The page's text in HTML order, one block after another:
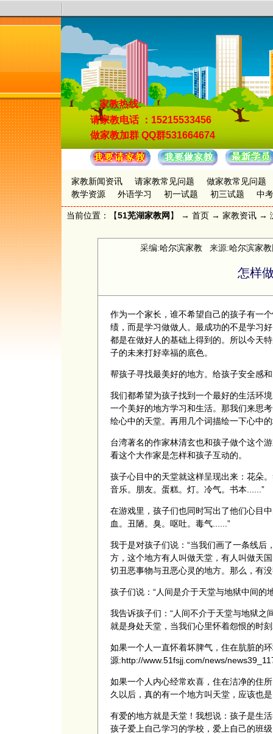
家教热线:
请家教电话 ：15215533456
做家教加群 QQ群531664674
家教新闻资讯 请家教常见问题
做家教常见问题
教学资源
外语学习 初一试题 初三试题 中
当前位置：【51芜湖家教网 】 → 首页 → 家教资讯 →
采编:哈尔滨家教 来源:哈尔滨家
怎样
作为一个家长，谁不希望自己的孩子有一
绩，而是学习做做人。最成功的不是学习
都是在做好人的基础上得到的。所以今天
子的未来打好幸福的底色。
帮孩子寻找最美好的地方。给孩子安全感
我们都希望为孩子找到一个最好的生活环
一个美好的地方学习和生活。那我们来思
绘心中的天堂。再用几个词描绘一下心中
台湾著名的作家林清玄也和孩子做个这个
看这个大作家是怎样和孩子互动的。
孩子心目中的天堂就这样呈现出来：花朵
音乐。朋友。蛋糕。灯。冷气。书本......”
在游戏里，孩子们也同时写出了他们心目
血。丑陋。臭。呕吐。毒气......”
我于是对孩子们说：“当我们画了一条线
方，这个地方有人叫做天堂，有人叫做天
切丑恶事物与丑恶心灵的地方。那么，有
孩子们说：“人间是介于天堂与地狱中间的
我告诉孩子们：“人间不介于天堂与地狱
就是身处天堂，当我们心里怀着怨恨的时
如果一个人一直怀着坏脾气，住在肮脏的
源:http://www.51fsjj.com/news/
如果一个人内心经常欢喜，住在洁净的住
久以后，真的有一个地方叫天堂，应该也
有爱的地方就是天堂！我想说：孩子是生
孩子爱上自己学习的学校，爱上自己的班